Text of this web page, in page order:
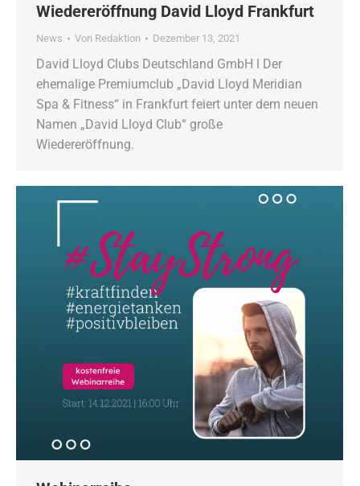
Wiedereröffnung David Lloyd Frankfurt
News Von Redaktion Dezember 13, 2021
David Lloyd Clubs Deutschland GmbH ǀ Der
ehemalige Premiumclub „David Lloyd Meridian
Spa & Fitness“ in Frankfurt feiert unter dem neuen
Namen „David Lloyd Club“ große
Wiedereröffnung.